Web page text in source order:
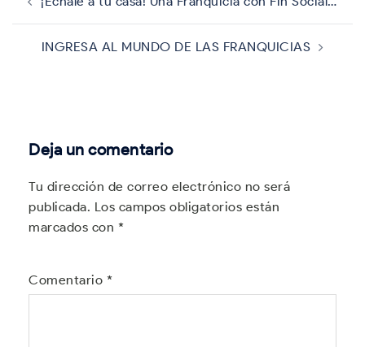
entradas
INGRESA AL MUNDO DE LAS FRANQUICIAS
Deja un comentario
Tu dirección de correo electrónico no será
publicada. Los campos obligatorios están
marcados con *
Comentario *